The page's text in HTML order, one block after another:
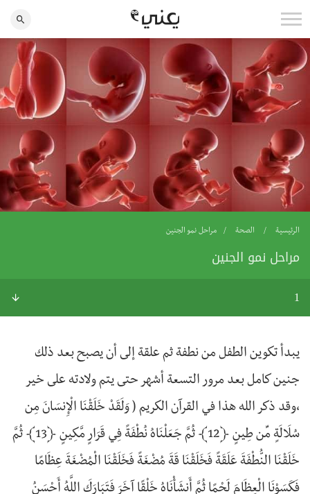
الرئيسية الصحة مراحل نمو الجنين
مراحل نمو الجنين
1
يبدأ تكوين الطفل من نطفة ثم علقة إلى أن يصبح بعد ذلك
جنين كامل بعد مرور التسعة أشهر حتى يتم ولادته على خير
،وقد ذكر الله هذا في القرآن الكريم ( وَلَقَدْ خَلَقْنَا الْإِنسَانَ مِن
سُلَالَةٍ مِّن طِينٍ ﴿12﴾ ثُمَّ جَعَلْنَاهُ نُطْفَةً فِي قَرَارٍ مَّكِينٍ ﴿13﴾ ثُمَّ
خَلَقْنَا النُّطْفَةَ عَلَقَةً فَخَلَقْنَا قَةَ مُضْغَةً فَخَلَقْنَا الْمُضْغَةَ عِظَامًا
فَكَسَوْنَا الْعِظَامَ لَحْمًا ثُمَّ أَنشَأْنَاهُ خَلْقًا آخَرَ فَتَبَارَكَ اللَّهُ أَحْسَنُ